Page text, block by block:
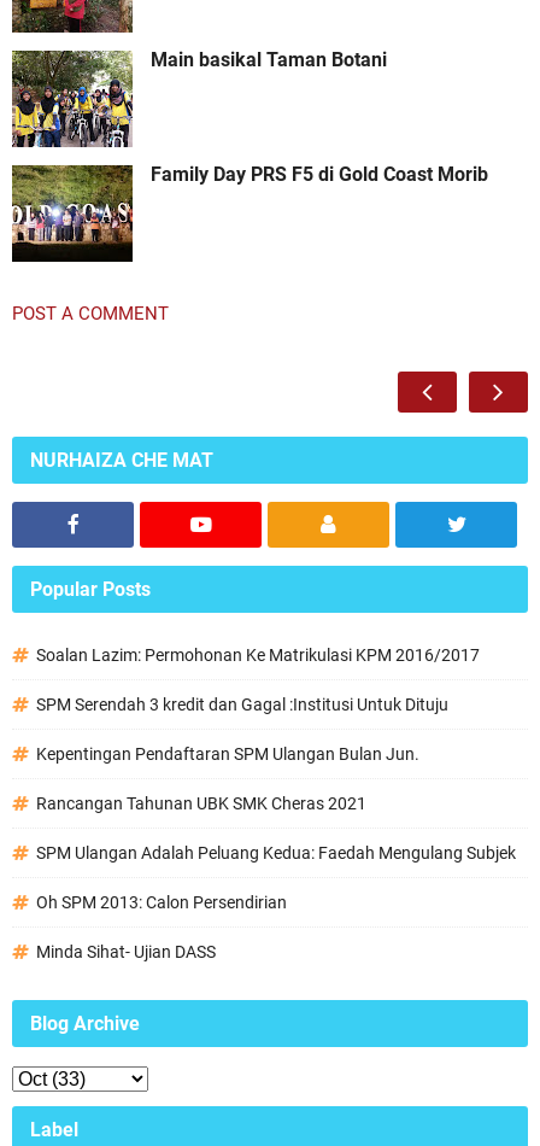
Main basikal Taman Botani
Family Day PRS F5 di Gold Coast Morib
POST A COMMENT
NURHAIZA CHE MAT
Popular Posts
Soalan Lazim: Permohonan Ke Matrikulasi KPM 2016/2017
SPM Serendah 3 kredit dan Gagal :Institusi Untuk Dituju
Kepentingan Pendaftaran SPM Ulangan Bulan Jun.
Rancangan Tahunan UBK SMK Cheras 2021
SPM Ulangan Adalah Peluang Kedua: Faedah Mengulang Subjek
Oh SPM 2013: Calon Persendirian
Minda Sihat- Ujian DASS
Blog Archive
Label